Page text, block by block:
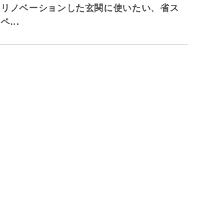
リノベーションした玄関に使いたい、省ス
ペ...